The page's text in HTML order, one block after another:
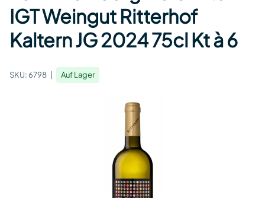
IGT Weingut Ritterhof
Kaltern JG 2024 75cl Kt à 6
SKU:6798 Auf Lager